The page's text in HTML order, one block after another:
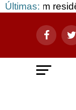
Últimas:
residência